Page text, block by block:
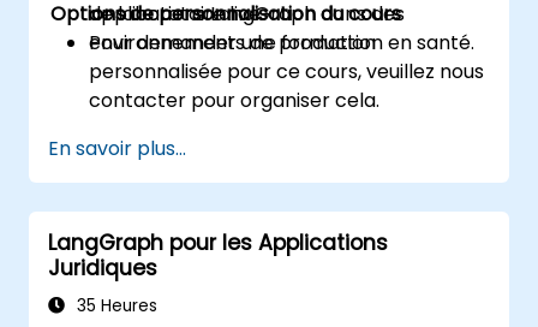
applications LangGraph dans des
environnements de production en santé.
de laboratoire live.
Options de personnalisation du cours
Pour demander une formation
personnalisée pour ce cours, veuillez nous
contacter pour organiser cela.
En savoir plus...
LangGraph pour les Applications
Juridiques
35 Heures